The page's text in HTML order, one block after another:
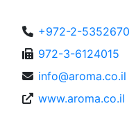
+972-2-5352670
972-3-6124015
info@aroma.co.il
www.aroma.co.il